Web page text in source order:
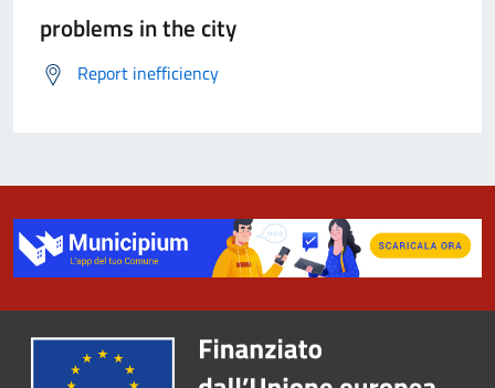
problems in the city
Report inefficiency